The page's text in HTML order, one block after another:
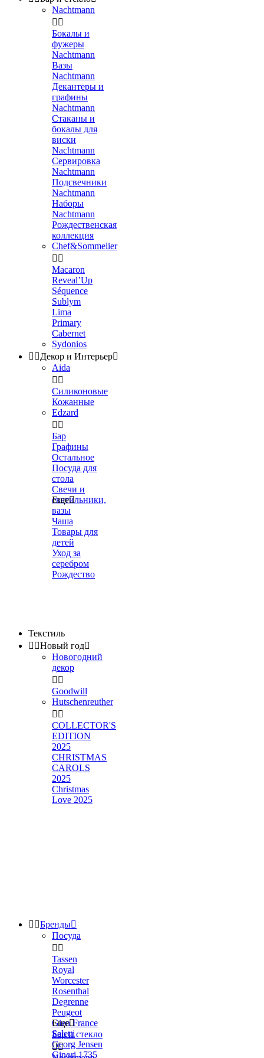
Nachtmann
 
Бокалы и
фужеры
Nachtmann
Вазы
Nachtmann
Декантеры и
графины
Nachtmann
Стаканы и
бокалы для
виски
Nachtmann
Сервировка
Nachtmann
Подсвечники
Nachtmann
Наборы
Nachtmann
Рождественская
коллекция
Chef&Sommelier
 
Macaron
Reveal’Up
Séquence
Sublym
Lima
Primary
Cabernet
Sydonios
 Декор и Интерьер
Aida
 
Силиконовые
Кожанные
Edzard
 
Бар
Графины
Остальное
Посуда для
стола
Свечи и
светильники,
вазы
Чаша
Товары для
детей
Уход за
серебром
Рождество
Еще
Текстиль
 Новый год
Новогодний
декор
 
Goodwill
Hutschenreuther
 
COLLECTOR'S
EDITION
2025
CHRISTMAS
CAROLS
2025
Christmas
Love 2025
 Бренды
Посуда
 
Tassen
Royal
Worcester
Rosenthal
Degrenne
Peugeot
Gien France
Seletti
Georg Jensen
Ginori 1735
Еще
Бар и стекло
